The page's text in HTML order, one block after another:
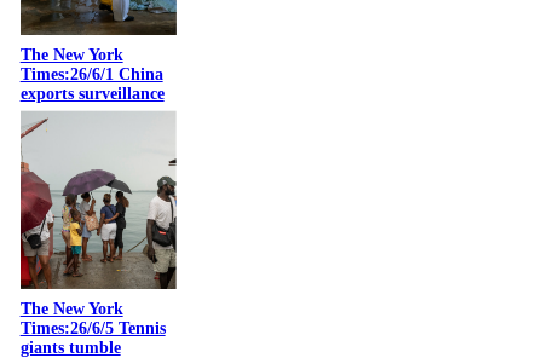
The New York
Times:26/6/1 China
exports surveillance
The New York
Times:26/6/5 Tennis
giants tumble